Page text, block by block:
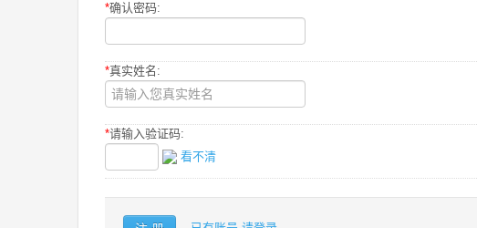
*确认密码:
*真实姓名:
*请输入验证码:
看不清